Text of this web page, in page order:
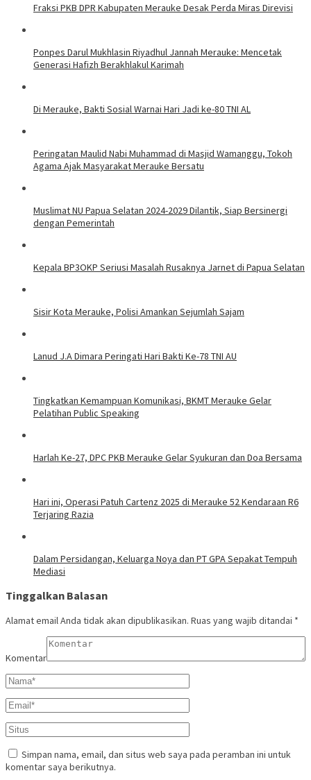
Fraksi PKB DPR Kabupaten Merauke Desak Perda Miras Direvisi
Ponpes Darul Mukhlasin Riyadhul Jannah Merauke: Mencetak
Generasi Hafizh Berakhlakul Karimah
Di Merauke, Bakti Sosial Warnai Hari Jadi ke-80 TNI AL
Peringatan Maulid Nabi Muhammad di Masjid Wamanggu, Tokoh
Agama Ajak Masyarakat Merauke Bersatu
Muslimat NU Papua Selatan 2024-2029 Dilantik, Siap Bersinergi
dengan Pemerintah
Kepala BP3OKP Seriusi Masalah Rusaknya Jarnet di Papua Selatan
Sisir Kota Merauke, Polisi Amankan Sejumlah Sajam
Lanud J.A Dimara Peringati Hari Bakti Ke-78 TNI AU
Tingkatkan Kemampuan Komunikasi, BKMT Merauke Gelar
Pelatihan Public Speaking
Harlah Ke-27, DPC PKB Merauke Gelar Syukuran dan Doa Bersama
Hari ini, Operasi Patuh Cartenz 2025 di Merauke 52 Kendaraan R6
Terjaring Razia
Dalam Persidangan, Keluarga Noya dan PT GPA Sepakat Tempuh
Mediasi
Tinggalkan Balasan
Alamat email Anda tidak akan dipublikasikan. Ruas yang wajib ditandai *
Komentar
Simpan nama, email, dan situs web saya pada peramban ini untuk
komentar saya berikutnya.